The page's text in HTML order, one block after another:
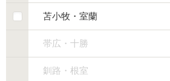
苫小牧・室蘭
帯広・十勝
釧路・根室